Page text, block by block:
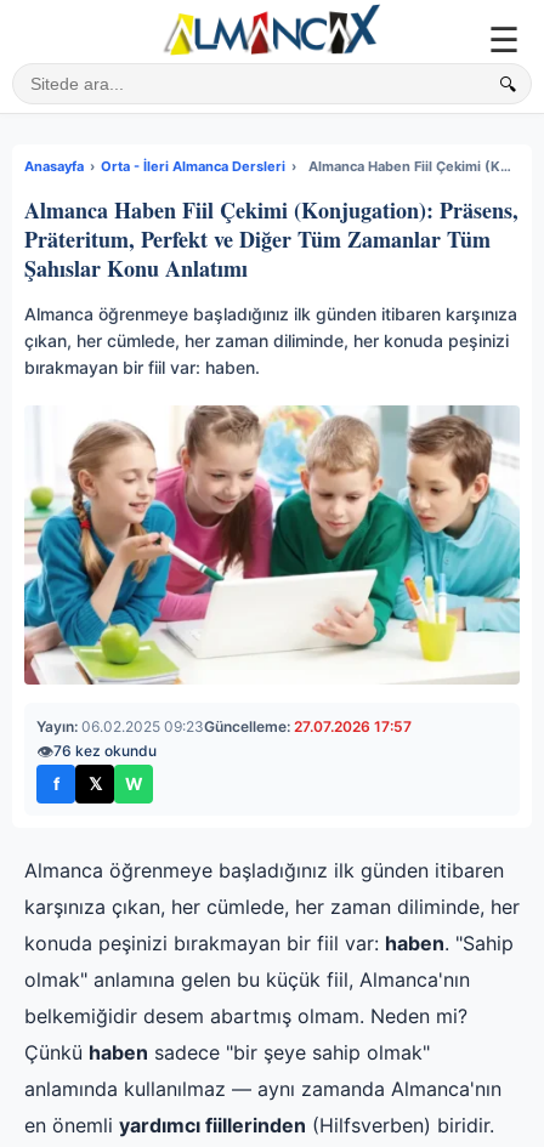
☰
Sitede ara
🔍
Anasayfa › Orta - İleri Almanca Dersleri › Almanca Haben Fiil Çekimi (Konjugation): Präsens, Präteritum, Perfekt ve Diğer Tüm Zamanlar Tüm Şahıslar Konu Anlatımı
Almanca Haben Fiil Çekimi (Konjugation): Präsens,
Präteritum, Perfekt ve Diğer Tüm Zamanlar Tüm
Şahıslar Konu Anlatımı
Almanca öğrenmeye başladığınız ilk günden itibaren karşınıza
çıkan, her cümlede, her zaman diliminde, her konuda peşinizi
bırakmayan bir fiil var: haben.
Yayın: 06.02.2025 09:23Güncelleme: 27.07.2026 17:57
👁76 kez okundu
Facebook'ta paylaş
f
X'te paylaş
𝕏
WhatsApp'ta paylaş
W
Almanca öğrenmeye başladığınız ilk günden itibaren
karşınıza çıkan, her cümlede, her zaman diliminde, her
konuda peşinizi bırakmayan bir fiil var: haben. "Sahip
olmak" anlamına gelen bu küçük fiil, Almanca'nın
belkemiğidir desem abartmış olmam. Neden mi?
Çünkü haben sadece "bir şeye sahip olmak"
anlamında kullanılmaz — aynı zamanda Almanca'nın
en önemli yardımcı fiillerinden (Hilfsverben) biridir.